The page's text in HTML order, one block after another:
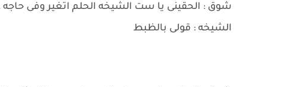
شوق : الحقينى يا ست الشيخه الحلم اتغير وفى
الشيخه : قولى بالظبط